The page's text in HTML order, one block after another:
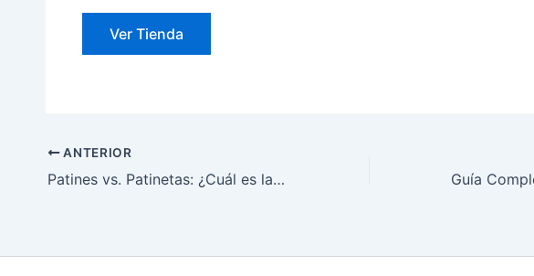
Ver Tienda
ANTERIOR
Patines vs. Patinetas: ¿Cuál es la Mejor Opción para Ti?